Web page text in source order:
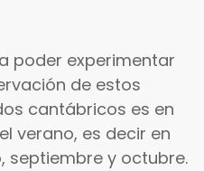
poder experimentar
de estos
cantábricos es en
verano, es decir en
septiembre y octubre.